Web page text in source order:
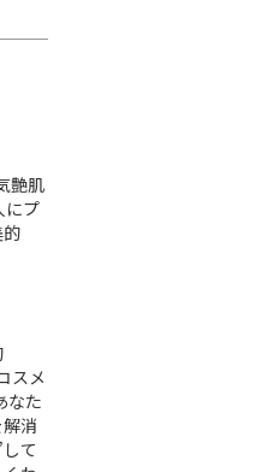
艶肌
にプ
的
スメ
なた
消
て